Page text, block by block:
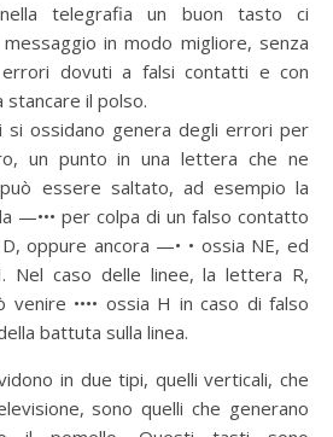
telegrafia un buon tasto ci
in modo migliore, senza
dovuti a falsi contatti e con
stancare il polso.
ossidano genera degli errori per
un punto in una lettera che ne
essere saltato, ad esempio la
—••• per colpa di un falso contatto
oppure ancora —• • ossia NE, ed
Nel caso delle linee, la lettera R,
•••• ossia H in caso di falso
battuta sulla linea.
in due tipi, quelli verticali, che
sono quelli che generano